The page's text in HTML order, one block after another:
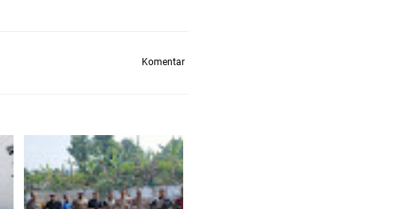
Komentar